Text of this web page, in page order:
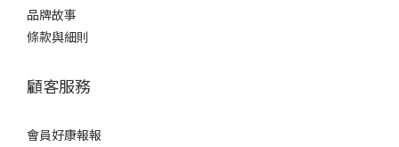
品牌故事
條款與細則
顧客服務
會員好康報報